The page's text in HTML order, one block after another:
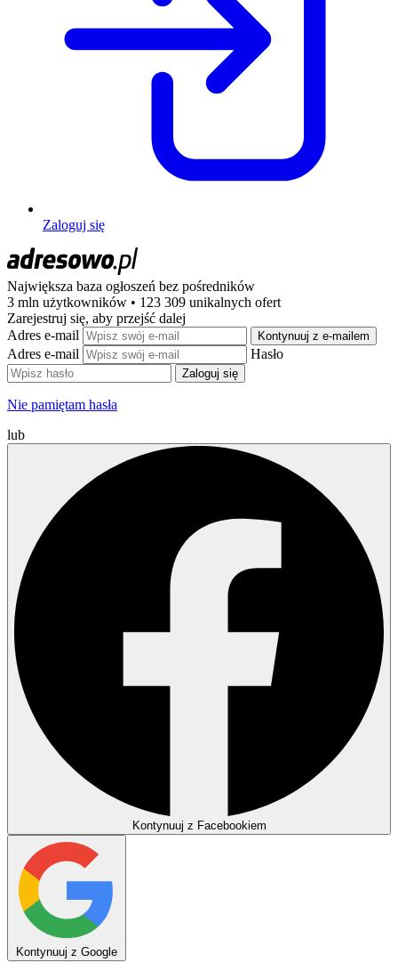
Zaloguj się
Największa baza ogłoszeń bez pośredników
3 mln użytkowników • 123 309 unikalnych ofert
Zarejestruj się, aby przejść dalej
Adres e-mail
Kontynuuj z e-mailem
Adres e-mail Hasło
Zaloguj się
Nie pamiętam hasła
lub
Kontynuuj z Facebookiem
Kontynuuj z Google